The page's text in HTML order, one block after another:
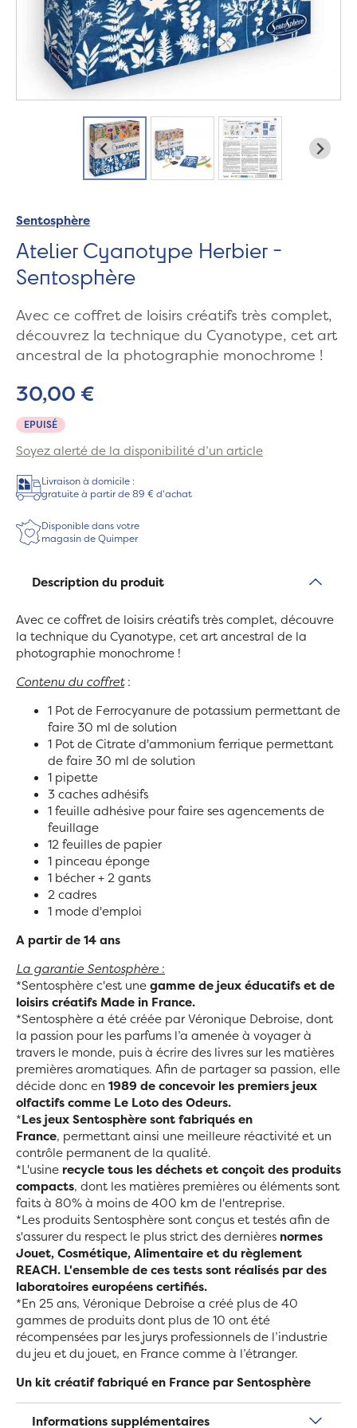
Sentosphère
Atelier Cyanotype Herbier -
Sentosphère
Avec ce coffret de loisirs créatifs très complet,
découvrez la technique du Cyanotype, cet art
ancestral de la photographie monochrome !
EPUISÉ
30,00 €
Soyez alerté de la disponibilité d’un article
Livraison à domicile :
gratuite à partir de 89 € d'achat
Disponible dans votre
magasin de Quimper
Description du produit
Avec ce coffret de loisirs créatifs très complet, découvre
la technique du Cyanotype, cet art ancestral de la
photographie monochrome !
Contenu du coffret:
1 Pot de Ferrocyanure de potassium permettant de
faire 30 ml de solution
1 Pot de Citrate d'ammonium ferrique permettant
de faire 30 ml de solution
1 pipette
3 caches adhésifs
1 feuille adhésive pour faire ses agencements de
feuillage
12 feuilles de papier
1 pinceau éponge
1 bécher + 2 gants
2 cadres
1 mode d'emploi
A partir de 14 ans
La garantie Sentosphère :
*Sentosphère c'est unegamme de jeux éducatifs et de
loisirs créatifs Made in France.
*Sentosphère a été créée par Véronique Debroise, dont
la passion pour les parfums l’a amenée à voyager à
travers le monde, puis à écrire des livres sur les matières
premières aromatiques. Afin de partager sa passion, elle
décide donc en 1989 de concevoir les premiers jeux
olfactifs comme Le Loto des Odeurs.
*Les jeux Sentosphère sont fabriqués en
France, permettant ainsi une meilleure réactivité et un
contrôle permanent de la qualité.
*L'usine recycle tous les déchets et conçoit des produits
compacts, dont les matières premières ou éléments sont
faits à 80% à moins de 400 km de l'entreprise.
*Les produits Sentosphère sont conçus et testés afin de
s'assurer du respect le plus strict des dernières normes
Jouet, Cosmétique, Alimentaire et du règlement
REACH. L'ensemble de ces tests sont réalisés par des
laboratoires européens certifiés.
*En 25 ans, Véronique Debroise a créé plus de 40
gammes de produits dont plus de 10 ont été
récompensées par les jurys professionnels de l’industrie
du jeu et du jouet, en France comme à l’étranger.
Un kit créatif fabriqué en France par Sentosphère
Informations supplémentaires